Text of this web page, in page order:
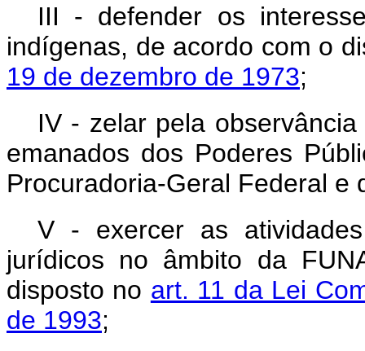
III - defender os
indígenas, de acordo com o
19 de dezembro de 1973;
IV - zelar pela
emanados dos Poderes
Procuradoria-Geral Federal e
V - exercer as
jurídicos no âmbito da
disposto no art. 11 da Lei
de 1993;